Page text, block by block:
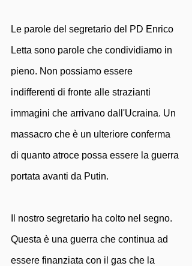
Le parole del segretario del PD Enrico
Letta sono parole che condividiamo in
pieno. Non possiamo essere
indifferenti di fronte alle strazianti
immagini che arrivano dall'Ucraina. Un
massacro che è un ulteriore conferma
di quanto atroce possa essere la guerra
portata avanti da Putin.
Il nostro segretario ha colto nel segno.
Questa è una guerra che continua ad
essere finanziata con il gas che la